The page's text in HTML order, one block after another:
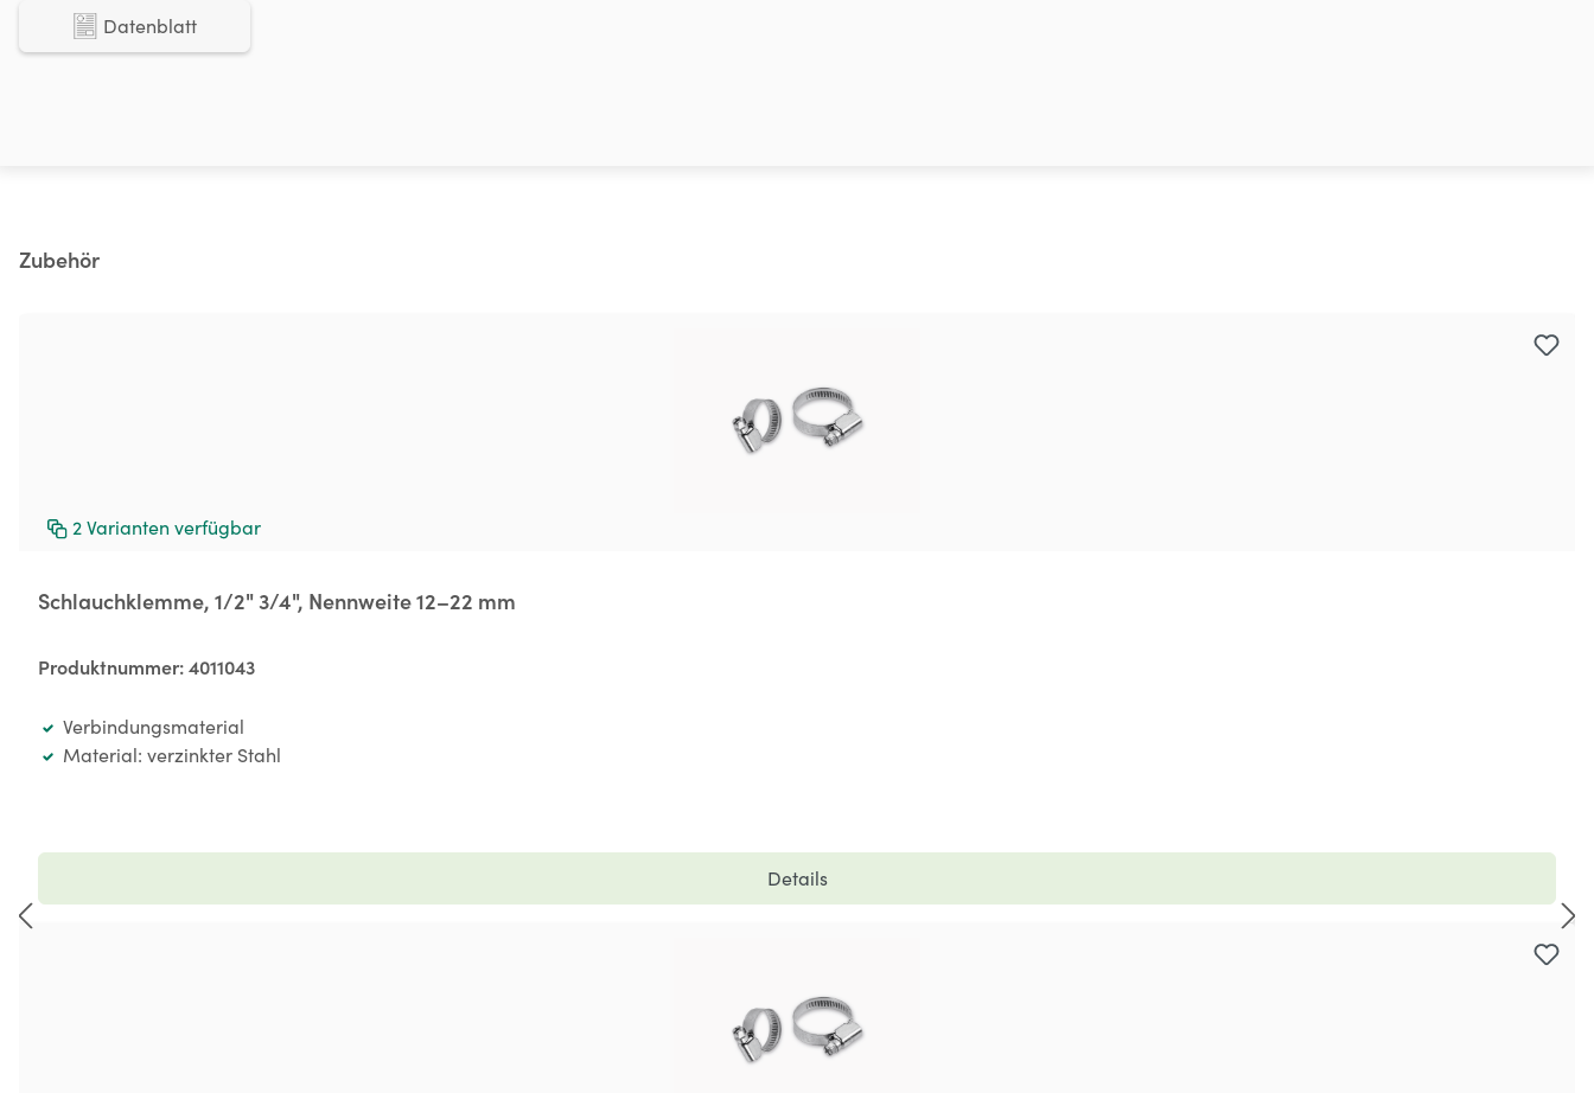
Datenblatt
Produktgalerie überspringen
Zubehör
2 Varianten verfügbar
Schlauchklemme, 1/2" 3/4", Nennweite 12–22 mm
Produktnummer:4011043
Verbindungsmaterial
Material: verzinkter Stahl
Details